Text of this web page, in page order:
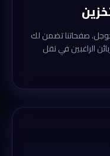
صفحاتنا تضمن لك
الراغبين في نقل